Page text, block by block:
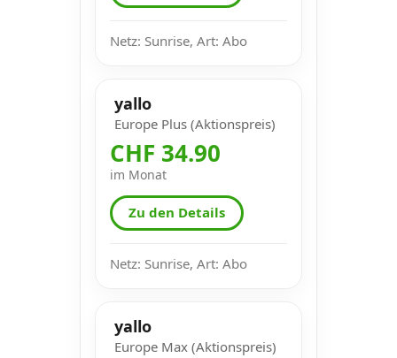
Netz: Sunrise, Art: Abo
yallo
Europe Plus (Aktionspreis)
CHF 34.90
im Monat
Zu den Details
Netz: Sunrise, Art: Abo
yallo
Europe Max (Aktionspreis)